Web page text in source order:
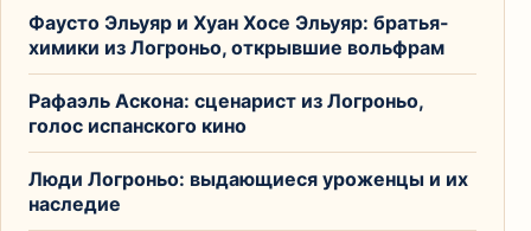
Фаусто Эльуяр и Хуан Хосе Эльуяр: братья-
химики из Логроньо, открывшие вольфрам
Рафaэль Аскона: сценарист из Логроньо,
голос испанского кино
Люди Логроньо: выдающиеся уроженцы и их
наследие